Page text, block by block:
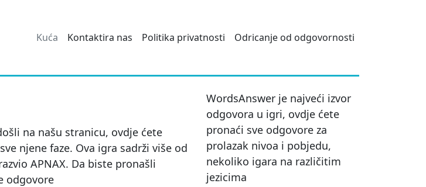
Kuća Kontaktira nas Politika privatnosti Odricanje od odgovornosti
na našu stranicu, ovdje ćete
njene faze. Ova igra sadrži više od
APNAX. Da biste pronašli
odgovore
WordsAnswer je najveći izvor
odgovora u igri, ovdje ćete
pronaći sve odgovore za
prolazak nivoa i pobjedu,
nekoliko igara na različitim
jezicima